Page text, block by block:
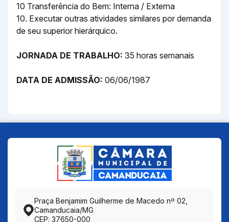
10 Transferência do Bem: Interna / Externa
10. Executar outras atividades similares por demanda
de seu superior hierárquico.
JORNADA DE TRABALHO: 35 horas semanais
DATA DE ADMISSÃO: 06/06/1987
Praça Benjamim Guilherme de Macedo nº 02,
Camanducaia/MG
CEP: 37650-000